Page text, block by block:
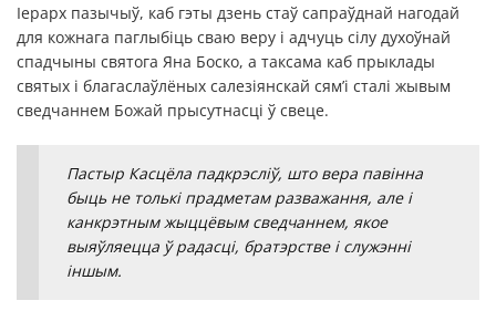
Іерарх пазычыў, каб гэты дзень стаў сапраўднай нагодай
для кожнага паглыбіць сваю веру і адчуць сілу духоўнай
спадчыны святога Яна Боско, а таксама каб прыклады
святых і благаслаўлёных салезіянскай сям’і сталі жывым
сведчаннем Божай прысутнасці ў свеце.
Пастыр Касцёла падкрэсліў, што вера павінна
быць не толькі прадметам разважання, але і
канкрэтным жыццёвым сведчаннем, якое
выяўляецца ў радасці, братэрстве і служэнні
іншым.